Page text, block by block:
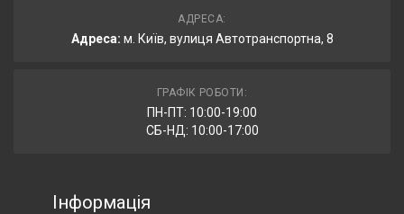
АДРЕСА:
Адреса: м. Київ, вулиця Автотранспортна, 8
ГРАФІК РОБОТИ:
ПН-ПТ: 10:00-19:00
СБ-НД: 10:00-17:00
Інформація